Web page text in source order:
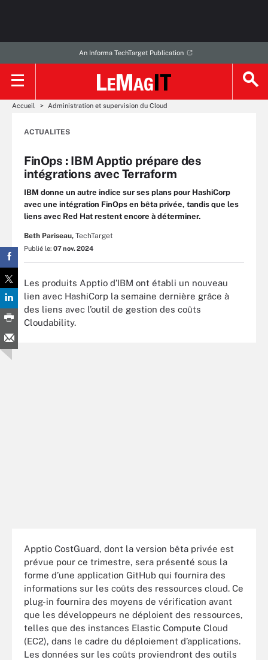
An Informa TechTarget Publication
Accueil Administration et supervision du Cloud
ACTUALITES
FinOps : IBM Apptio prépare des
intégrations avec Terraform
IBM donne un autre indice sur ses plans pour HashiCorp
avec une intégration FinOps en bêta privée, tandis que les
liens avec Red Hat restent encore à déterminer.
Beth Pariseau, TechTarget
Publié le: 07 nov. 2024
Les produits Apptio d’IBM ont établi un nouveau
lien avec HashiCorp la semaine dernière grâce à
des liens avec l’outil de gestion des coûts
Cloudability.
Apptio CostGuard, dont la version bêta privée est
prévue pour ce trimestre, sera présenté sous la
forme d’une application GitHub qui fournira des
informations sur les coûts des ressources cloud. Ce
plug-in fournira des moyens de vérification avant
que les développeurs ne déploient des ressources,
telles que des instances Elastic Compute Cloud
(EC2), dans le cadre du déploiement d’applications.
Les données sur les coûts proviendront des outils